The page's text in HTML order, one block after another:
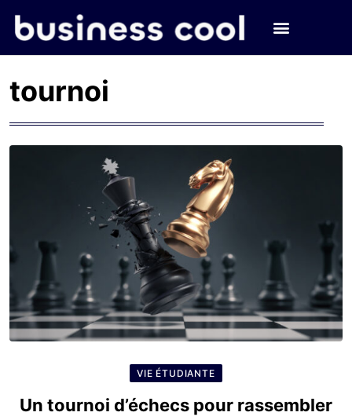
tournoi
VIE ÉTUDIANTE
Un tournoi d’échecs pour rassembler